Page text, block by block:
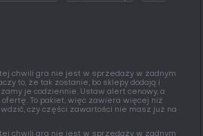
chwili gra nie jest w sprzedaży w żadnym
to, że tak zostanie, bo sklepy dodają i
je codziennie. Ustaw alert cenowy, a
To pakiet, więc zawiera więcej niż
czy części zawartości nie masz już na
chwili gra nie jest w sprzedaży w żadnym